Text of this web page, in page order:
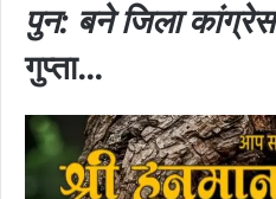
पुन: बने जिला
गुप्ता…